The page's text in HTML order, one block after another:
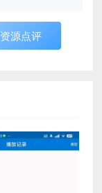
资源点评